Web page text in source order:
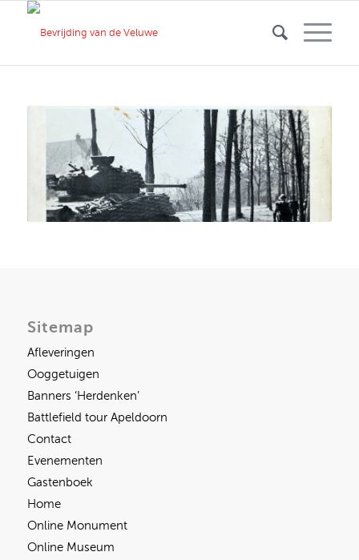
Sitemap
Afleveringen
Ooggetuigen
Banners ‘Herdenken’
Battlefield tour Apeldoorn
Contact
Evenementen
Gastenboek
Home
Online Monument
Online Museum